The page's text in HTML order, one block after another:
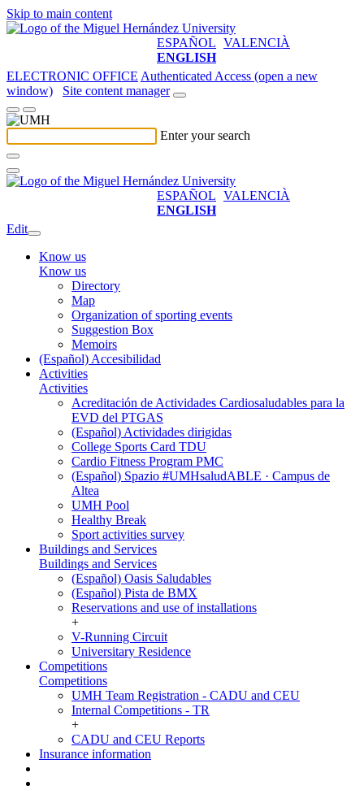
Skip to main content
ESPAÑOL VALENCIÀ
ENGLISH
ELECTRONIC OFFICE Authenticated Access (open a new
window)
Site content manager
Enter your search
ESPAÑOL VALENCIÀ
ENGLISH
Edit
Know us
Know us
Directory
Map
Organization of sporting events
Suggestion Box
Memoirs
(Español) Accesibilidad
Activities
Activities
Acreditación de Actividades Cardiosaludables para la
EVD del PTGAS
(Español) Actividades dirigidas
College Sports Card TDU
Cardio Fitness Program PMC
(Español) Spazio #UMHsaludABLE · Campus de
Altea
UMH Pool
Healthy Break
Sport activities survey
Buildings and Services
Buildings and Services
(Español) Oasis Saludables
(Español) Pista de BMX
Reservations and use of installations
+
V-Running Circuit
Universitary Residence
Competitions
Competitions
UMH Team Registration - CADU and CEU
Internal Competitions - TR
+
CADU and CEU Reports
Insurance information